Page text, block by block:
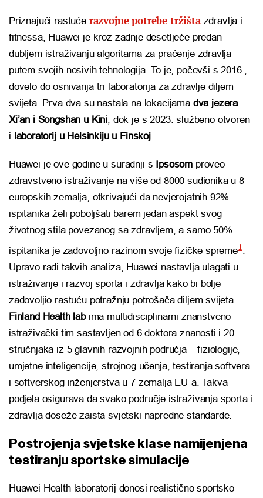
Priznajući rastuće razvojne potrebe tržištazdravlja i
fitnessa, Huawei je kroz zadnje desetljeće predan
dubljem istraživanju algoritama za praćenje zdravlja
putem svojih nosivih tehnologija. To je, počevši s 2016.,
dovelo do osnivanja tri laboratorija za zdravlje diljem
svijeta. Prva dva su nastala na lokacijama dva jezera
Xi’an i Songshan u Kini, dok je s 2023. službeno otvoren
i laboratorij u Helsinkiju u Finskoj.
Huawei je ove godine u suradnji s Ipsosom proveo
zdravstveno istraživanje na više od 8000 sudionika u 8
europskih zemalja, otkrivajući da nevjerojatnih 92%
ispitanika želi poboljšati barem jedan aspekt svog
životnog stila povezanog sa zdravljem, a samo 50%
ispitanika je zadovoljno razinom svoje fizičke spreme1.
Upravo radi takvih analiza, Huawei nastavlja ulagati u
istraživanje i razvoj sporta i zdravlja kako bi bolje
zadovoljio rastuću potražnju potrošača diljem svijeta.
Finland Health labima multidisciplinarni znanstveno-
istraživački tim sastavljen od 6 doktora znanosti i 20
stručnjaka iz 5 glavnih razvojnih područja – fiziologije,
umjetne inteligencije, strojnog učenja, testiranja softvera
i softverskog inženjerstva u 7 zemalja EU-a. Takva
podjela osigurava da svako područje istraživanja sporta i
zdravlja doseže zaista svjetski napredne standarde.
Postrojenja svjetske klase namijenjena
testiranju sportske simulacije
Huawei Health laboratorij donosi realistično sportsko